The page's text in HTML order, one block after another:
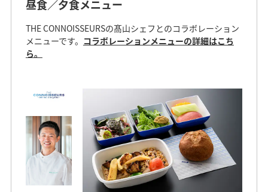
昼食／夕食メニュー
THE CONNOISSEURSの髙山シェフとのコラボレーション
メニューです。 コラボレーションメニューの詳細はこち
ら。